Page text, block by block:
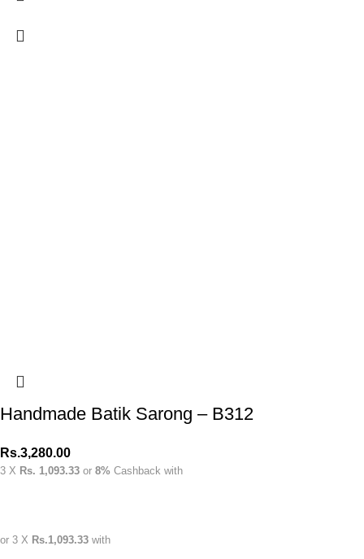
Handmade Batik Sarong – B312
Rs.3,280.00
3 X Rs. 1,093.33 or 8% Cashback with
or 3 X Rs.1,093.33 with